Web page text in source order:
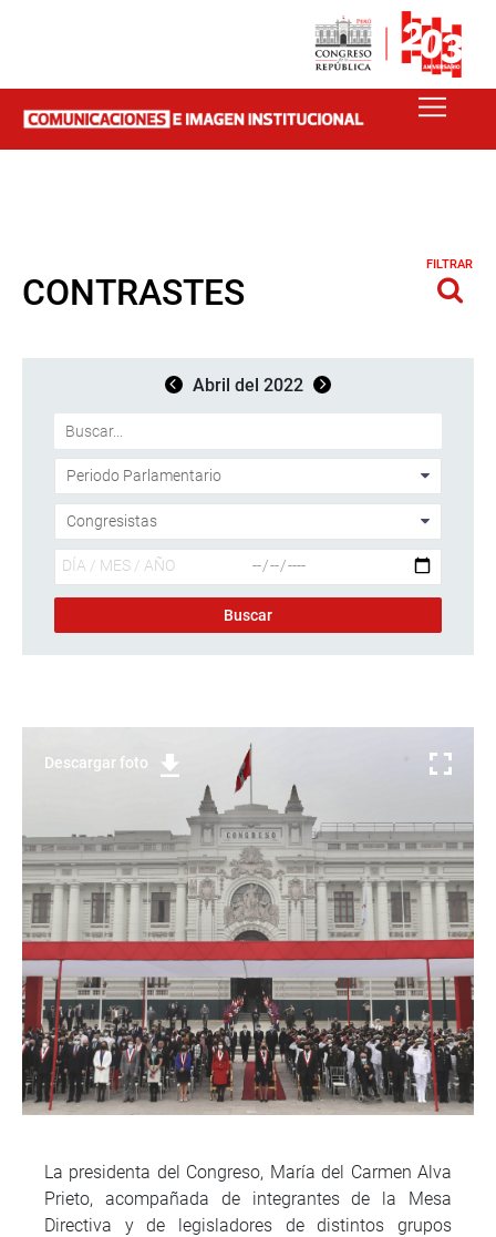
CONTRASTES
FILTRAR
Abril del 2022
Descargar foto
La presidenta del Congreso, María del Carmen Alva
Prieto, acompañada de integrantes de la Mesa
Directiva y de legisladores de distintos grupos